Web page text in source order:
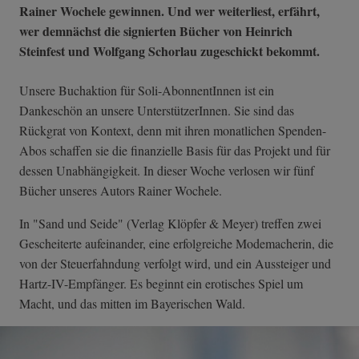
Rainer Wochele gewinnen. Und wer weiterliest, erfährt,
wer demnächst die signierten Bücher von Heinrich
Steinfest und Wolfgang Schorlau zugeschickt bekommt.
Unsere Buchaktion für Soli-AbonnentInnen ist ein
Dankeschön an unsere UnterstützerInnen. Sie sind das
Rückgrat von Kontext, denn mit ihren monatlichen Spenden-
Abos schaffen sie die finanzielle Basis für das Projekt und für
dessen Unabhängigkeit. In dieser Woche verlosen wir fünf
Bücher unseres Autors Rainer Wochele.
In "Sand und Seide" (Verlag Klöpfer & Meyer) treffen zwei
Gescheiterte aufeinander, eine erfolgreiche Modemacherin, die
von der Steuerfahndung verfolgt wird, und ein Aussteiger und
Hartz-IV-Empfänger. Es beginnt ein erotisches Spiel um
Macht, und das mitten im Bayerischen Wald.